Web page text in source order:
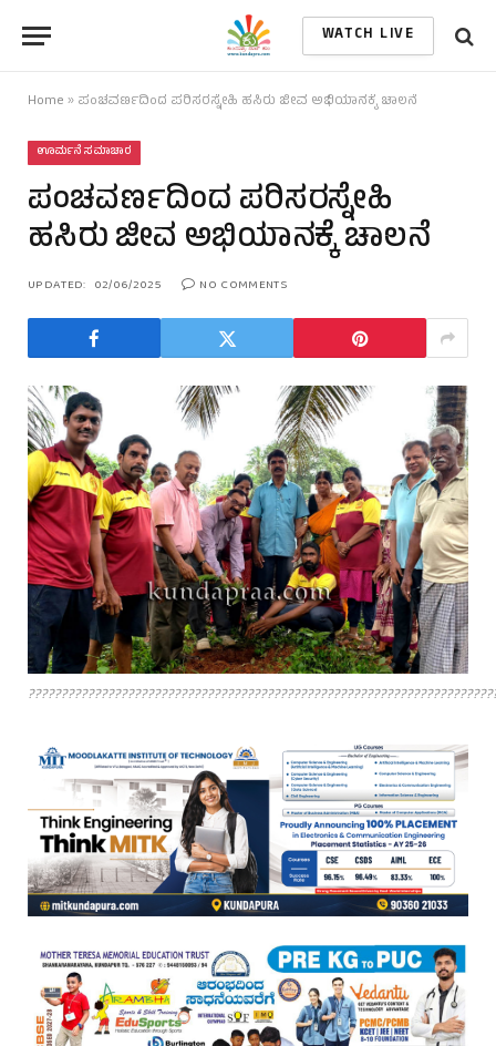
WATCH LIVE
Home » ಪಂಚವರ್ಣದಿಂದ ಪರಿಸರಸ್ನೇಹಿ ಹಸಿರು ಜೀವ ಅಭಿಯಾನಕ್ಕೆ ಚಾಲನೆ
ಊರ್ಮನೆ ಸಮಾಚಾರ
ಪಂಚವರ್ಣದಿಂದ ಪರಿಸರಸ್ನೇಹಿ
ಹಸಿರು ಜೀವ ಅಭಿಯಾನಕ್ಕೆ ಚಾಲನೆ
UPDATED: 02/06/2025 NO COMMENTS